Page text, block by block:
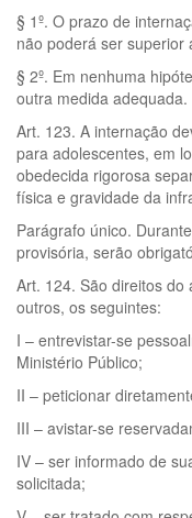
§ 1º. O prazo de
não poderá ser superior
§ 2º. Em nenhuma
outra medida adequada.
Art. 123. A internação
para adolescentes, em
obedecida rigorosa
física e gravidade da
Parágrafo único.
provisória, serão
Art. 124. São direitos
outros, os seguintes:
I – entrevistar-se
Ministério Público;
II – peticionar
III – avistar-se
IV – ser informado de
solicitada;